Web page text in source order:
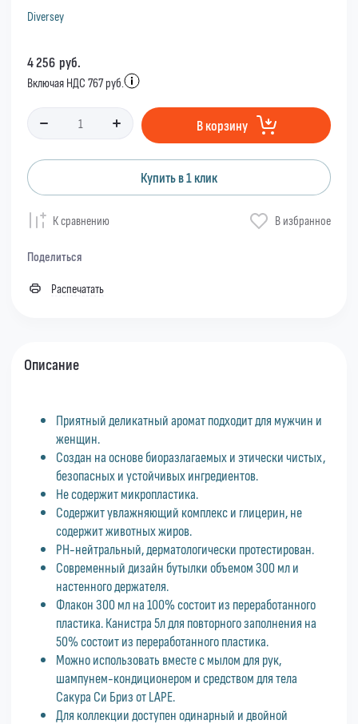
Diversey
4 256 руб.
Включая НДС 767 руб.
В корзину
Купить в 1 клик
К сравнению В избранное
Поделиться
Распечатать
Описание
Приятный деликатный аромат подходит для мужчин и
женщин.
Создан на основе биоразлагаемых и этически чистых,
безопасных и устойчивых ингредиентов.
Не содержит микропластика.
Содержит увлажняющий комплекс и глицерин, не
содержит животных жиров.
PH-нейтральный, дерматологически протестирован.
Современный дизайн бутылки объемом 300 мл и
настенного держателя.
Флакон 300 мл на 100% состоит из переработанного
пластика. Канистра 5л для повторного заполнения на
50% состоит из переработанного пластика.
Можно использовать вместе с мылом для рук,
шампунем-кондиционером и средством для тела
Сакура Си Бриз от LAPE.
Для коллекции доступен одинарный и двойной